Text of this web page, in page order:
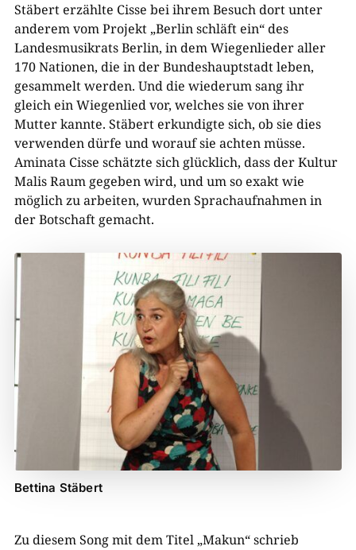
Stäbert erzählte Cisse bei ihrem Besuch dort unter
anderem vom Projekt „Berlin schläft ein“ des
Landesmusikrats Berlin, in dem Wiegenlieder aller
170 Nationen, die in der Bundeshauptstadt leben,
gesammelt werden. Und die wiederum sang ihr
gleich ein Wiegenlied vor, welches sie von ihrer
Mutter kannte. Stäbert erkundigte sich, ob sie dies
verwenden dürfe und worauf sie achten müsse.
Aminata Cisse schätzte sich glücklich, dass der Kultur
Malis Raum gegeben wird, und um so exakt wie
möglich zu arbeiten, wurden Sprachaufnahmen in
der Botschaft gemacht.
Bettina Stäbert
Zu diesem Song mit dem Titel „Makun“ schrieb